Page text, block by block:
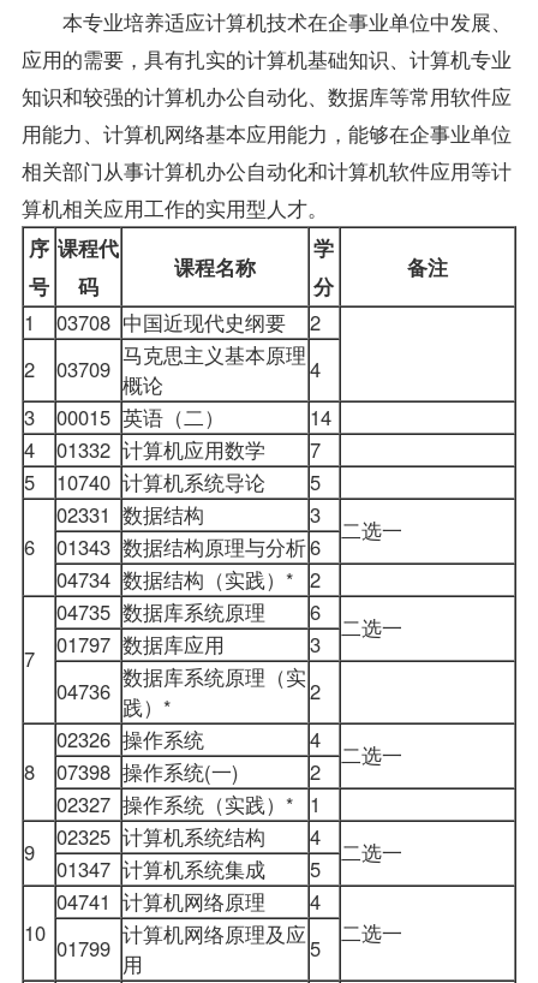
本专业培养适应计算机技术在企事业单位中发展、
应用的需要，具有扎实的计算机基础知识、计算机专业
知识和较强的计算机办公自动化、数据库等常用软件应
用能力、计算机网络基本应用能力，能够在企事业单位
相关部门从事计算机办公自动化和计算机软件应用等计
算机相关应用工作的实用型人才。
序
号
课程代
码
课程名称
学
分
备注
1
03708 中国近现代史纲要
2
2
03709 马克思主义基本原理
概论
4
3
00015 英语（二）
14
4
01332 计算机应用数学
7
5
10740 计算机系统导论 5
6
02331 数据结构 3
二选一
01343 数据结构原理与分析6
04734 数据结构（实践）* 2
7
04735 数据库系统原理 6
二选一
01797 数据库应用
3
04736 数据库系统原理（实
践）*
2
8
02326 操作系统 4
二选一
07398 操作系统(一)
2
02327 操作系统（实践）*
1
9
02325 计算机系统结构 4
二选一
01347 计算机系统集成 5
10
04741 计算机网络原理
4
二选一
01799 计算机网络原理及应
用
5